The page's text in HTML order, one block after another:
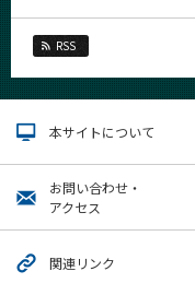
RSS
本サイトについて
お問い合わせ・
アクセス
関連リンク